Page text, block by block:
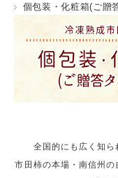
個包装・化粧箱(ご贈
全国的にも広く知ら
市田柿の本場・南信州